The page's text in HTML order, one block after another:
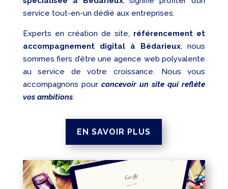
service tout-en-un dédié aux entreprises.
Experts en création de site, référencement et
accompagnement digital à Bédarieux, nous
sommes fiers d’être une agence web polyvalente
au service de votre croissance. Nous vous
accompagnons pour concevoir un site qui reflète
vos ambitions.
EN SAVOIR PLUS